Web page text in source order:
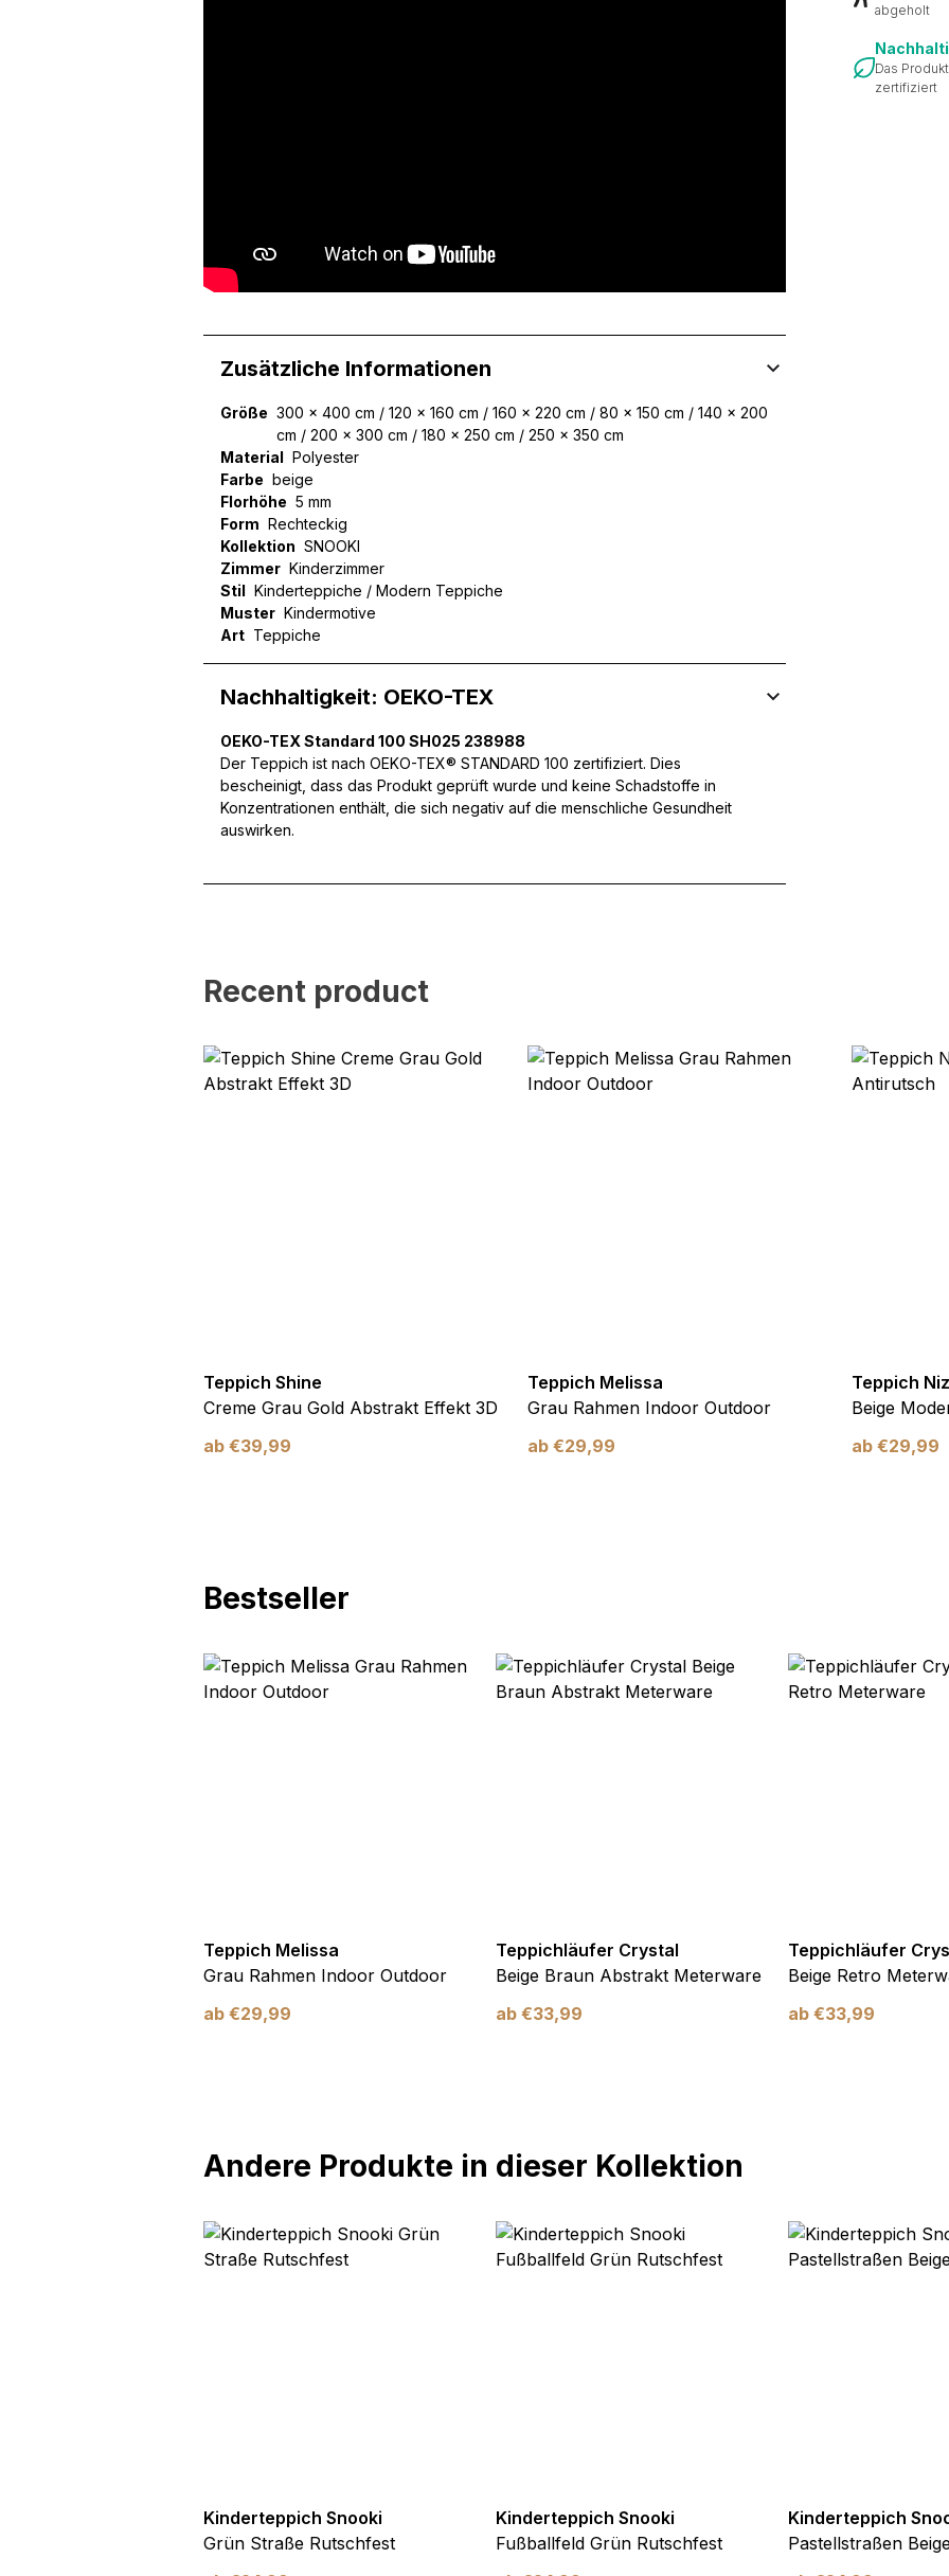
abgeholt
Das
zertifiziert
Zusätzliche Informationen
Größe 300 x 400 cm / 120 x 160 cm / 160 x 220 cm / 80 x 150 cm / 140 x 200
cm / 200 x 300 cm / 180 x 250 cm / 250 x 350 cm
Material Polyester
Farbe beige
Florhöhe 5 mm
Form Rechteckig
Kollektion SNOOKI
Zimmer Kinderzimmer
Stil Kinderteppiche / Modern Teppiche
Muster Kindermotive
Art Teppiche
Nachhaltigkeit: OEKO-TEX
OEKO-TEX Standard 100 SH025 238988
Der Teppich ist nach OEKO-TEX® STANDARD 100 zertifiziert. Dies
bescheinigt, dass das Produkt geprüft wurde und keine Schadstoffe in
Konzentrationen enthält, die sich negativ auf die menschliche Gesundheit
auswirken.
Recent product
Teppich Shine
Creme Grau Gold Abstrakt Effekt 3D
ab €39,99
Teppich Melissa
Grau Rahmen Indoor Outdoor
ab €29,99
Teppich
Beige
ab €29,99
Bestseller
Teppich Melissa
Grau Rahmen Indoor Outdoor
ab €29,99
Teppichläufer Crystal
Beige Braun Abstrakt Meterware
ab €33,99
Teppichläufer
Beige Retro
ab €33,99
Andere Produkte in dieser Kollektion
Kinderteppich Snooki
Grün Straße Rutschfest
Kinderteppich Snooki
Fußballfeld Grün Rutschfest
Kinderteppich
Pastellstraßen
Wir verwenden Cookies, um Inhalte und Anzeigen zu personalisieren, um Funktionen für
können und um unseren Traffic zu analysieren. Außerdem geben wir Informationen über Ihre
Website an unsere Partner für soziale Medien, Werbung und Analysen weiter. Diese Partner
mit weiteren Daten zusammenführen, die Sie ihnen bereitgestellt haben oder die sie im
Dienste gesammelt haben.
Notwendig
Präferenz-Cookies ermöglichen es einer Website, Informationen zu speichern, die die Art und
Statistik
Andere nicht kategorisierte Cookies sind solche, die analysiert werden und noch keiner
Meine Einstellungen speichern